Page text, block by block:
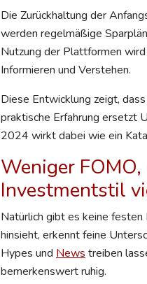
Die Zurückhaltung der
werden regelmäßige
Nutzung der Plattformen wird
Informieren und Verstehen.
Diese Entwicklung zeigt,
praktische Erfahrung ersetzt
2024 wirkt dabei wie ein
Weniger
Investmentstil
Natürlich gibt es keine festen
hinsieht, erkennt feine
Hypes und Newstreiben
bemerkenswert ruhig.